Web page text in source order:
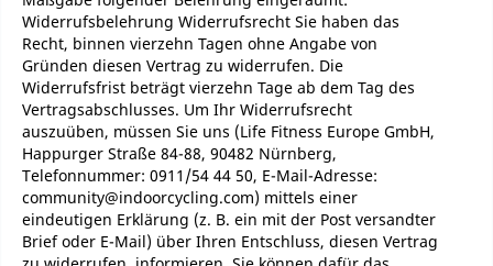
Widerrufsbelehrung Widerrufsrecht Sie haben das
Recht, binnen vierzehn Tagen ohne Angabe von
Gründen diesen Vertrag zu widerrufen. Die
Widerrufsfrist beträgt vierzehn Tage ab dem Tag des
Vertragsabschlusses. Um Ihr Widerrufsrecht
auszuüben, müssen Sie uns (Life Fitness Europe GmbH,
Happurger Straße 84-88, 90482 Nürnberg,
Telefonnummer: 0911/54 44 50, E-Mail-Adresse:
community@indoorcycling.com) mittels einer
eindeutigen Erklärung (z. B. ein mit der Post versandter
Brief oder E-Mail) über Ihren Entschluss, diesen Vertrag